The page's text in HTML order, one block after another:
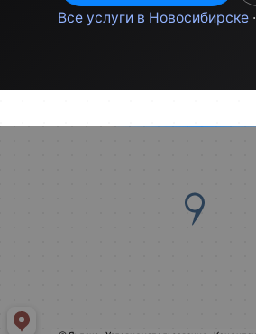
Все услуги в Новосибирске·